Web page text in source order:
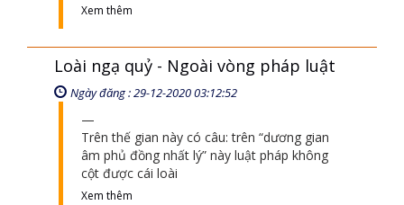
Xem thêm
Loài ngạ quỷ - Ngoài vòng pháp luật
Ngày đăng : 29-12-2020 03:12:52
Trên thế gian này có câu: trên “dương gian
âm phủ đồng nhất lý” này luật pháp không
cột được cái loài
Xem thêm